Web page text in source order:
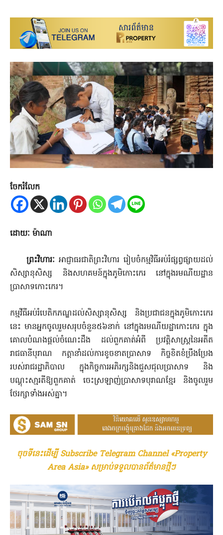
ចែករំលែក
ដោយៈ ម៉ាណា
ព្រះវិហារៈ អាជ្ញាធរជាតិព្រះវិហារ រៀបចំកម្មវិធីអប់រំផ្សព្វផ្សាយដល់
សិស្សានុសិស្ស និងសហគមន៍ក្នុងភូមិកោះកេរ នៅក្នុងរមណីយដ្ឋាន
ប្រាសាទកោះកេរ។
កម្មវីធីអប់រំបេតិកភណ្ឌដល់សិស្សានុសិស្ស និងប្រជាជនក្នុងភូមិកោះកេរ
នេះ មានអ្នកចូលរួមសរុបចំនួន៥៦នាក់ នៅក្នុងរមណីយដ្ឋាកោះកេរ ក្នុង
គោលបំណងផ្តល់ចំណេះដឹង ដល់ពួកគាត់អំពី ប្រវត្តិសាស្ត្រនៃអតីត
រាជធានីបុរាណ កត្តានាំដល់ការខូចខាតប្រាសាទ កិច្ចខិតខំប្រឹងប្រែង
របស់រាជរដ្ឋាភិបាល ក្នុងកិច្ចការអភិរក្សនិងជួសជុលប្រាសាទ និង
បណ្តុះសា្មរតីឱ្យពួកគាត់ ចេះស្រឡាញ់ប្រាសាទបុរាណខ្មែរ និងចូលរួម
ថែរក្សាទាំងអស់គ្នា។
ចុចទីនេះដើម្បី Subscribe Telegram Channel «Property
Area Asia» សម្រាប់ទទួលបានព័ត៌មានថ្មីៗ